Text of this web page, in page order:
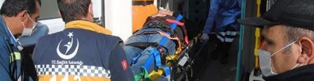
Teknoloji
Magazin
Dünya